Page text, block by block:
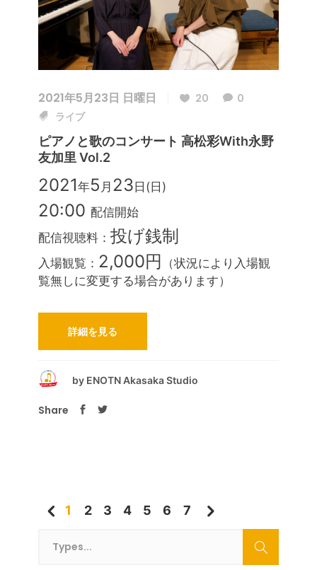
2021年5月23日 日曜日 20
0
ライブ
ピアノと歌のコンサート 高松彩with永野
友加里 Vol.2
2021年5 月 23 日(日)
20:00 配信開始
配信視聴料： 投げ銭制
入場観覧： 2,000円
（状況により入場観
覧無しに変更する場合があります）
詳細を見る
by ENOTN Akasaka Studio
Share
1 2 3 4 5 6 7